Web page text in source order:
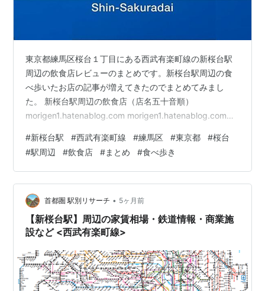
東京都練馬区桜台１丁目にある西武有楽町線の新桜台駅
周辺の飲食店レビューのまとめです。新桜台駅周辺の食
べ歩いたお店の記事が増えてきたのでまとめてみまし
た。 新桜台駅周辺の飲食店（店名五十音順）
morigen1.hatenablog.com morigen1.hatenablog.com
（参考記事） morigen1.hatenablog.com ブログランキン
グに参加しております。皆様のクリックがブログ継続の
励みになります。1日1回クリックに御協力のほど何卒宜
しくお願い申し上げます。 にほんブログ…
#新桜台駅 #西武有楽町線 #練馬区 #東京都 #桜台
#駅周辺 #飲食店 #まとめ #食べ歩き
首都圏 駅別リサーチ • 5ヶ月前
【新桜台駅】周辺の家賃相場・鉄道情報・商業施
設など <西武有楽町線>